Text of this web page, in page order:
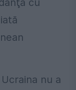
cu
nu a